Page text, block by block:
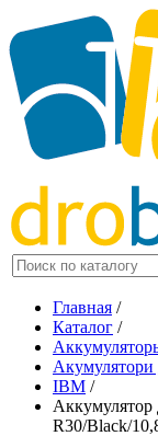
Главная /
Каталог /
Акумулятори
IBM /
Аккумулятор
R30/Black/